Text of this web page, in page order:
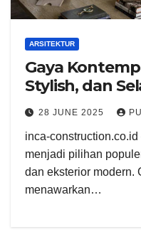
ARSITEKTUR
Gaya
Stylish, dan
28 JUNE 2025
inca-
menjadi pilihan
dan eksterior modern.
menawarkan…